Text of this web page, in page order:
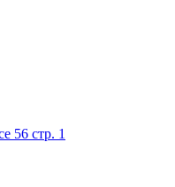
56 стр. 1